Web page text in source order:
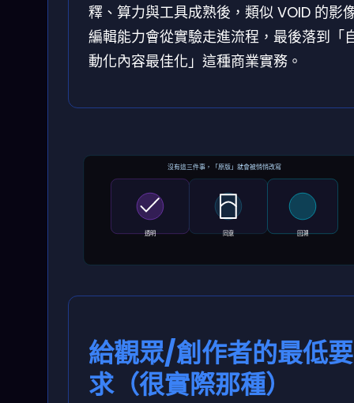
釋、算力與工具成熟後，類似 VOID 的影
編輯能力會從實驗走進流程，最後落到「
動化內容最佳化」這種商業實務。
透明 同意 回溯
沒有這三件事，「原版」就會被悄悄改寫
給觀眾/創作者的最低要
求（很實際那種）